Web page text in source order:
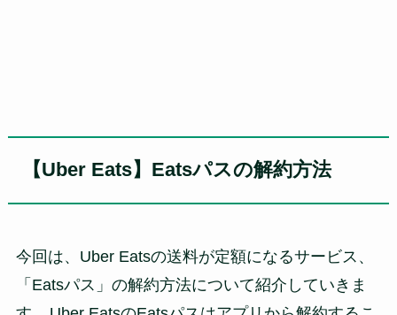
【Uber Eats】Eatsパスの解約方法
今回は、Uber Eatsの送料が定額になるサービス、
「Eatsパス」の解約方法について紹介していきま